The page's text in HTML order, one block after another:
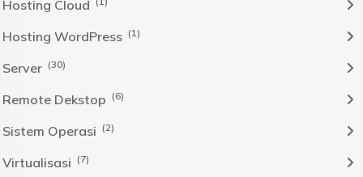
Hosting Cloud
Hosting WordPress (1)
Server (30)
Remote Dekstop (6)
Sistem Operasi (2)
Virtualisasi (7)